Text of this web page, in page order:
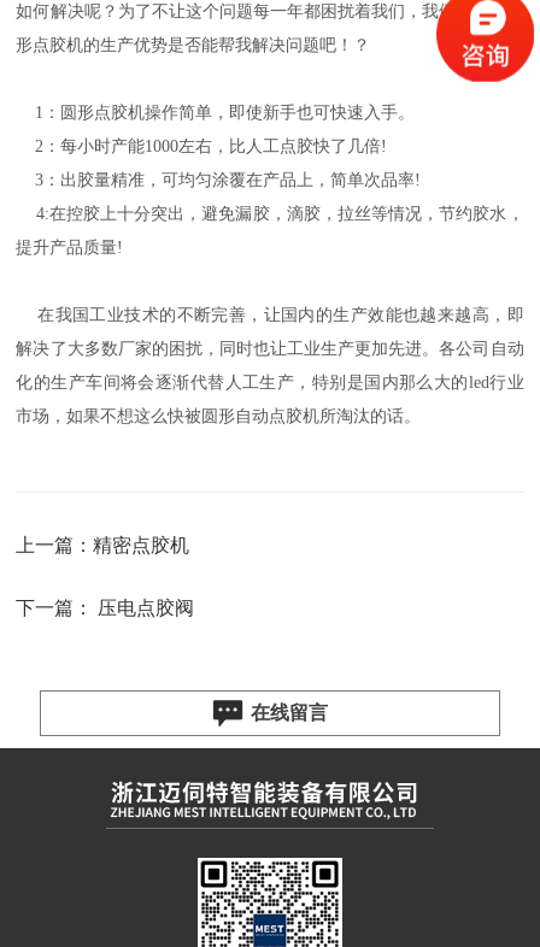
如何解决呢？为了不让这个问题每一年都困扰着我们，我们来看看圆
形点胶机的生产优势是否能帮我解决问题吧！？
1：圆形点胶机操作简单，即使新手也可快速入手。
2：每小时产能1000左右，比人工点胶快了几倍!
3：出胶量精准，可均匀涂覆在产品上，简单次品率!
4:在控胶上十分突出，避免漏胶，滴胶，拉丝等情况，节约胶水，
提升产品质量!
在我国工业技术的不断完善，让国内的生产效能也越来越高，即
解决了大多数厂家的困扰，同时也让工业生产更加先进。各公司自动
化的生产车间将会逐渐代替人工生产，特别是国内那么大的led行业
市场，如果不想这么快被圆形自动点胶机所淘汰的话。
上一篇：精密点胶机
下一篇： 压电点胶阀
在线留言